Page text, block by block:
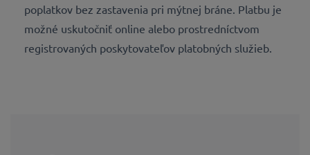
poplatkov bez zastavenia pri mýtnej bráne. Platbu je
možné uskutočniť online alebo prostredníctvom
registrovaných poskytovateľov platobných služieb.